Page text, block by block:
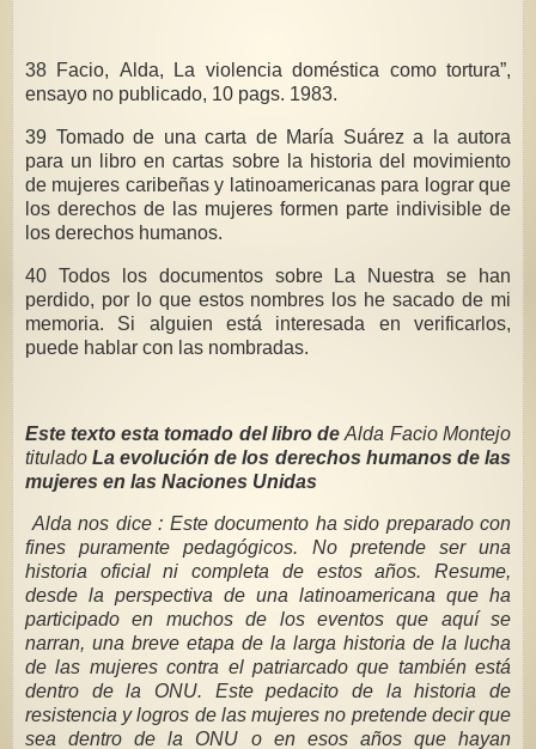
38 Facio, Alda, La violencia doméstica como tortura”,
ensayo no publicado, 10 pags. 1983.
39 Tomado de una carta de María Suárez a la autora
para un libro en cartas sobre la historia del movimiento
de mujeres caribeñas y latinoamericanas para lograr que
los derechos de las mujeres formen parte indivisible de
los derechos humanos.
40 Todos los documentos sobre La Nuestra se han
perdido, por lo que estos nombres los he sacado de mi
memoria. Si alguien está interesada en verificarlos,
puede hablar con las nombradas.
Este texto esta tomado del libro de Alda Facio Montejo
titulado La evolución de los derechos humanos de las
mujeres en las Naciones Unidas
Alda nos dice : Este documento ha sido preparado con
fines puramente pedagógicos. No pretende ser una
historia oficial ni completa de estos años. Resume,
desde la perspectiva de una latinoamericana que ha
participado en muchos de los eventos que aquí se
narran, una breve etapa de la larga historia de la lucha
de las mujeres contra el patriarcado que también está
dentro de la ONU. Este pedacito de la historia de
resistencia y logros de las mujeres no pretende decir que
sea dentro de la ONU o en esos años que hayan